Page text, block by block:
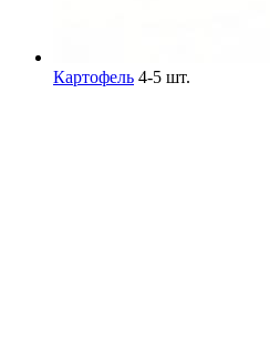
Картофель 4-5 шт.